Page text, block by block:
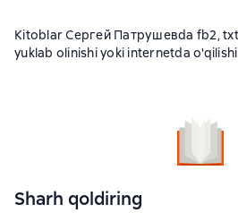
Kitoblar Сергей Патрушевda fb2,
yuklab olinishi yoki internetda
Sharh qoldiring